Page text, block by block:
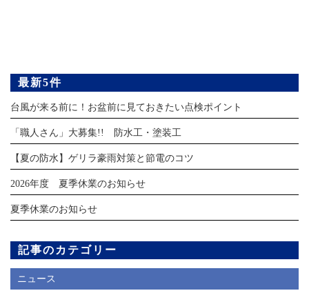
最新5件
台風が来る前に！お盆前に見ておきたい点検ポイント
「職人さん」大募集!! 防水工・塗装工
【夏の防水】ゲリラ豪雨対策と節電のコツ
2026年度 夏季休業のお知らせ
夏季休業のお知らせ
記事のカテゴリー
ニュース